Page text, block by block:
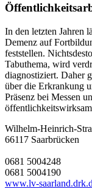
In den letzten Jahren
Demenz auf
feststellen.
Tabuthema, wird
diagnostiziert. Daher
über die Erkrankung
Präsenz bei Messen
Wilhelm-Heinrich-
66117 Saarbrücken
0681 5004248
0681 5004190
www.lv-